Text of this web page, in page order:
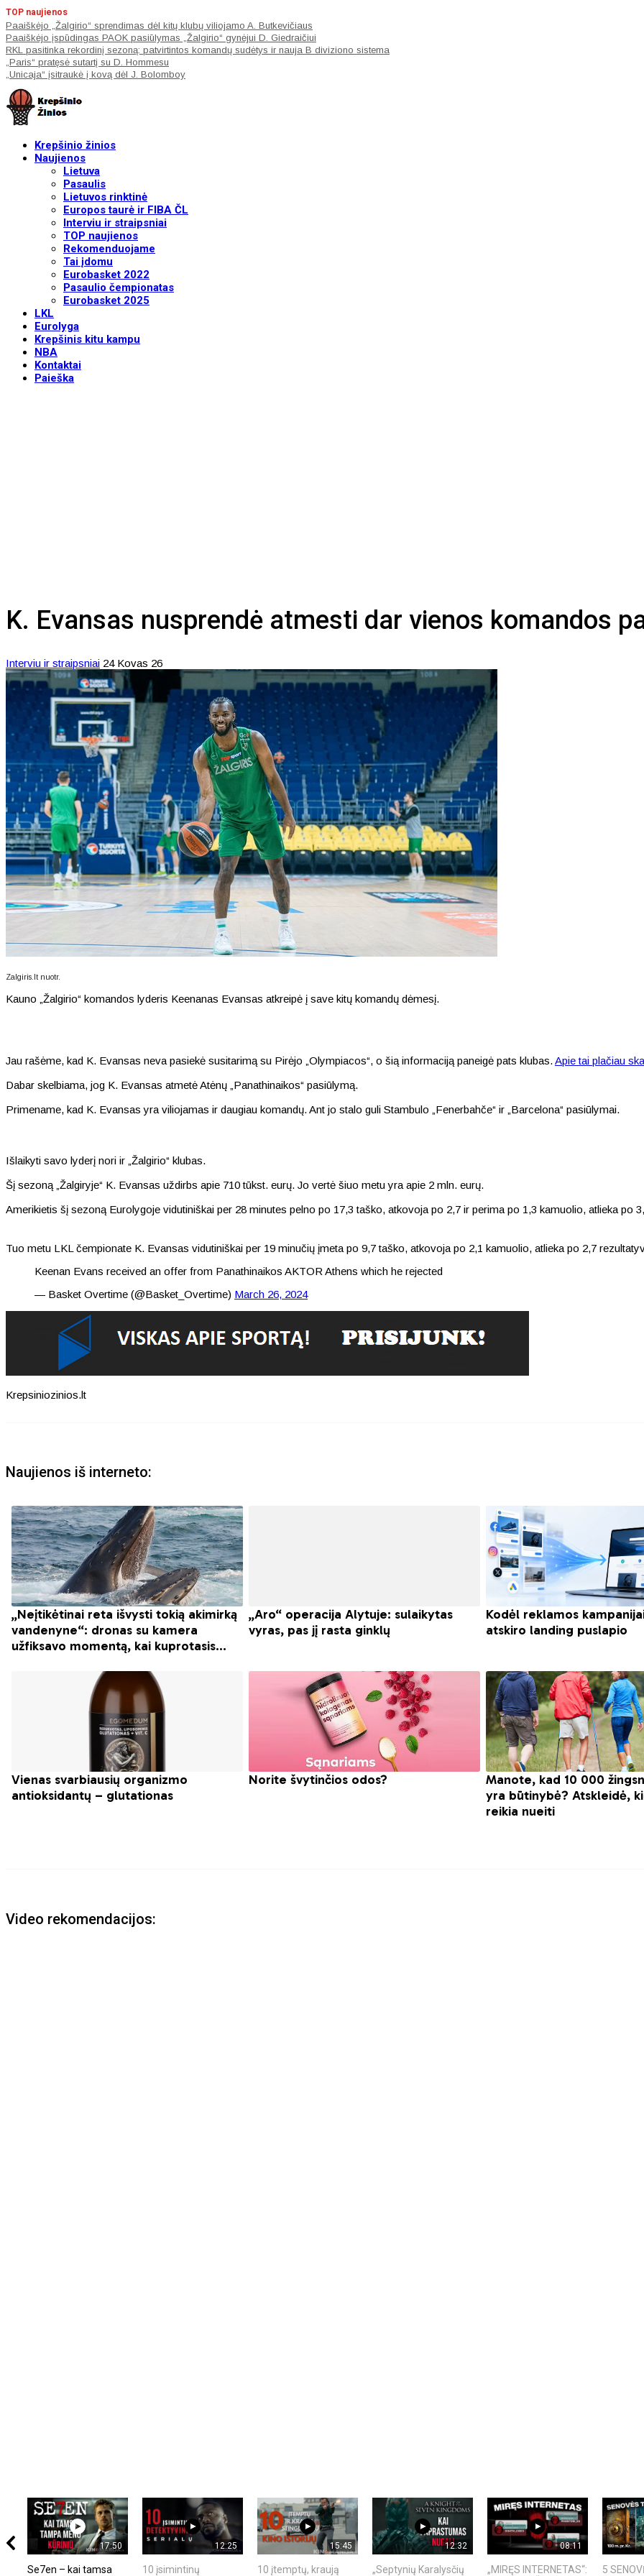
TOP naujienos
Paaiškėjo „Žalgirio“ sprendimas dėl kitų klubų viliojamo A. Butkevičiaus
Paaiškėjo įspūdingas PAOK pasiūlymas „Žalgirio“ gynėjui D. Giedraičiui
RKL pasitinka rekordinį sezoną: patvirtintos komandų sudėtys ir nauja B diviziono sistema
„Paris“ pratęsė sutartį su D. Hommesu
„Unicaja“ įsitraukė į kovą dėl J. Bolomboy
Krepšinio žinios
Naujienos
Lietuva
Pasaulis
Lietuvos rinktinė
Europos taurė ir FIBA ČL
Interviu ir straipsniai
TOP naujienos
Rekomenduojame
Tai įdomu
Eurobasket 2022
Pasaulio čempionatas
Eurobasket 2025
LKL
Eurolyga
Krepšinis kitu kampu
NBA
Kontaktai
Paieška
K. Evansas nusprendė atmesti dar vienos komandos
Interviu ir straipsniai 24 Kovas 26
Zalgiris.lt nuotr.
Kauno „Žalgirio“ komandos lyderis Keenanas Evansas atkreipė į save kitų komandų dėmesį.
Jau rašėme, kad K. Evansas neva pasiekė susitarimą su Pirėjo „Olympiacos“, o šią informaciją paneigė pats klubas. Apie tai plačiau
Dabar skelbiama, jog K. Evansas atmetė Atėnų „Panathinaikos“ pasiūlymą.
Primename, kad K. Evansas yra viliojamas ir daugiau komandų. Ant jo stalo guli Stambulo „Fenerbahče“ ir „Barcelona“ pasiūlymai.
Išlaikyti savo lyderį nori ir „Žalgirio“ klubas.
Šį sezoną „Žalgiryje“ K. Evansas uždirbs apie 710 tūkst. eurų. Jo vertė šiuo metu yra apie 2 mln. eurų.
Amerikietis šį sezoną Eurolygoje vidutiniškai per 28 minutes pelno po 17,3 taško, atkovoja po 2,7 ir perima po 1,3 kamuolio, atlieka po
Tuo metu LKL čempionate K. Evansas vidutiniškai per 19 minučių įmeta po 9,7 taško, atkovoja po 2,1 kamuolio, atlieka po 2,7
Keenan Evans received an offer from Panathinaikos AKTOR Athens which he rejected
— Basket Overtime (@Basket_Overtime) March 26, 2024
Krepsiniozinios.lt
Naujienos iš interneto:
Video rekomendacijos:
17:50
Se7en – kai tamsa
12:25
10 įsimintinų
15:45
10 įtemptų, kraują
12:32
„Septynių Karalysčių
08:11
„MIRĘS INTERNETAS“:
5